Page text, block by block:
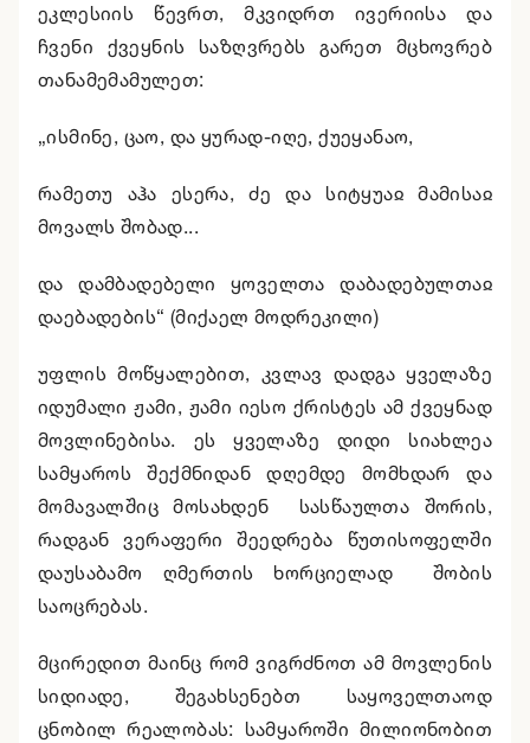
ეკლესიის წევრთ, მკვიდრთ ივერიისა და
ჩვენი ქვეყნის საზღვრებს გარეთ მცხოვრებ
თანამემამულეთ:
„ისმინე, ცაო, და ყურად-იღე, ქუეყანაო,
რამეთუ აჰა ესერა, ძე და სიტყუაჲ მამისაჲ
მოვალს შობად...
და დამბადებელი ყოველთა დაბადებულთაჲ
დაებადების“ (მიქაელ მოდრეკილი)
უფლის მოწყალებით, კვლავ დადგა ყველაზე
იდუმალი ჟამი, ჟამი იესო ქრისტეს ამ ქვეყნად
მოვლინებისა. ეს ყველაზე დიდი სიახლეა
სამყაროს შექმნიდან დღემდე მომხდარ და
მომავალშიც მოსახდენ სასწაულთა შორის,
რადგან ვერაფერი შეედრება წუთისოფელში
დაუსაბამო ღმერთის ხორციელად შობის
საოცრებას.
მცირედით მაინც რომ ვიგრძნოთ ამ მოვლენის
სიდიადე, შეგახსენებთ საყოველთაოდ
ცნობილ რეალობას: სამყაროში მილიონობით